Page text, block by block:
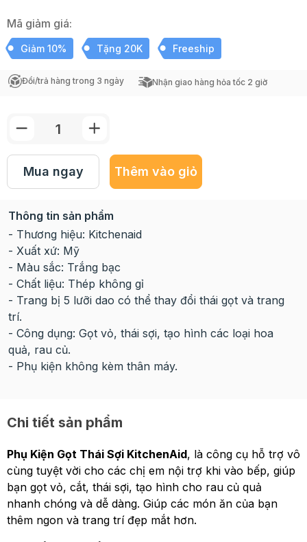
Mã giảm giá:
Giảm 10% Tặng 20K Freeship
Đổi/trả hàng trong 3 ngày Nhận giao hàng hỏa tốc 2 giờ
Mua ngay Thêm vào giỏ
Thông tin sản phẩm
- Thương hiệu: Kitchenaid
- Xuất xứ: Mỹ
- Màu sắc: Trắng bạc
- Chất liệu: Thép không gỉ
- Trang bị 5 lưỡi dao có thể thay đổi thái gọt và trang
trí.
- Công dụng: Gọt vỏ, thái sợi, tạo hình các loại hoa
quả, rau củ.
- Phụ kiện không kèm thân máy.
Chi tiết sản phẩm
Phụ Kiện Gọt Thái Sợi KitchenAid, là công cụ hỗ trợ vô
cùng tuyệt vời cho các chị em nội trợ khi vào bếp, giúp
bạn gọt vỏ, cắt, thái sợi, tạo hình cho rau củ quả
nhanh chóng và dễ dàng. Giúp các món ăn của bạn
thêm ngon và trang trí đẹp mắt hơn.